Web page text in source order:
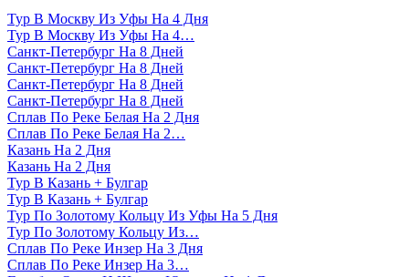
Тур В Москву Из Уфы На 4 Дня
Тур В Москву Из Уфы На 4…
Санкт-Петербург На 8 Дней
Санкт-Петербург На 8 Дней
Санкт-Петербург На 8 Дней
Санкт-Петербург На 8 Дней
Сплав По Реке Белая На 2 Дня
Сплав По Реке Белая На 2…
Казань На 2 Дня
Казань На 2 Дня
Тур В Казань + Булгар
Тур В Казань + Булгар
Тур По Золотому Кольцу Из Уфы На 5 Дня
Тур По Золотому Кольцу Из…
Сплав По Реке Инзер На 3 Дня
Сплав По Реке Инзер На 3…